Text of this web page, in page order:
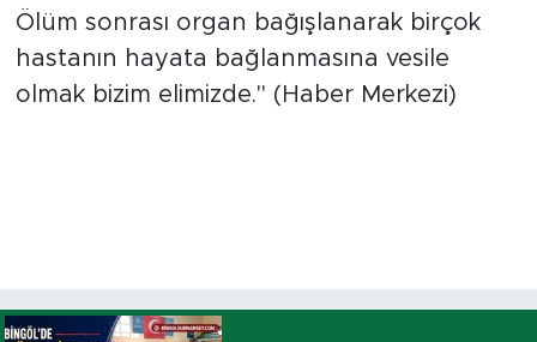
Ölüm sonrası organ bağışlanarak birçok
hastanın hayata bağlanmasına vesile
olmak bizim elimizde." (Haber Merkezi)